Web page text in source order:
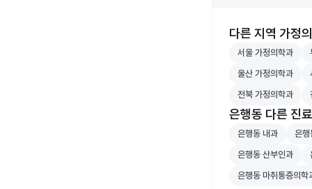
다른 지역 가정
서울 가정의학과
서울 가정의학과
울산 가정의학과
울산 가정의학과
전북 가정의학과
전북 가정의학과
은행동 다른 진
은행동 내과 병원
은행동 내과 은
은행
은행동 산부인과
은행동 산부인과
은행동 마취통증
은행동 마취통증의학